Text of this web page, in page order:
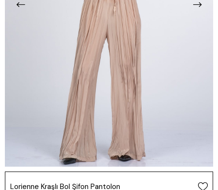
Lorienne Kraşlı Bol Şifon Pantolon